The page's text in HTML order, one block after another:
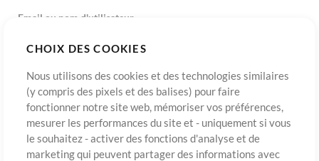
CHOIX DES COOKIES
Nous utilisons des cookies et des technologies similaires
(y compris des pixels et des balises) pour faire
fonctionner notre site web, mémoriser vos préférences,
mesurer les performances du site et - uniquement si vous
le souhaitez - activer des fonctions d'analyse et de
marketing qui peuvent partager des informations avec
Email ou nom d'utilisateur
S’inscrireMot de passe oublié? Connexion